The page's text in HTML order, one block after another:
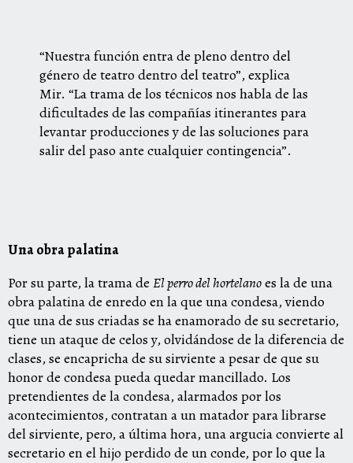
“Nuestra función entra de pleno dentro del
género de teatro dentro del teatro”, explica
Mir. “La trama de los técnicos nos habla de las
dificultades de las compañías itinerantes para
levantar producciones y de las soluciones para
salir del paso ante cualquier contingencia”.
Una obra palatina
Por su parte, la trama de El perro del hortelanoes la de una
obra palatina de enredo en la que una condesa, viendo
que una de sus criadas se ha enamorado de su secretario,
tiene un ataque de celos y, olvidándose de la diferencia de
clases, se encapricha de su sirviente a pesar de que su
honor de condesa pueda quedar mancillado. Los
pretendientes de la condesa, alarmados por los
acontecimientos, contratan a un matador para librarse
del sirviente, pero, a última hora, una argucia convierte al
secretario en el hijo perdido de un conde, por lo que la